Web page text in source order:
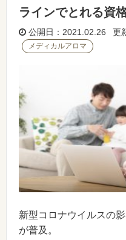
ラインでとれる資
公開日：2021.02.26 更
メディカルアロマ
新型コロナウイルスの
が普及。